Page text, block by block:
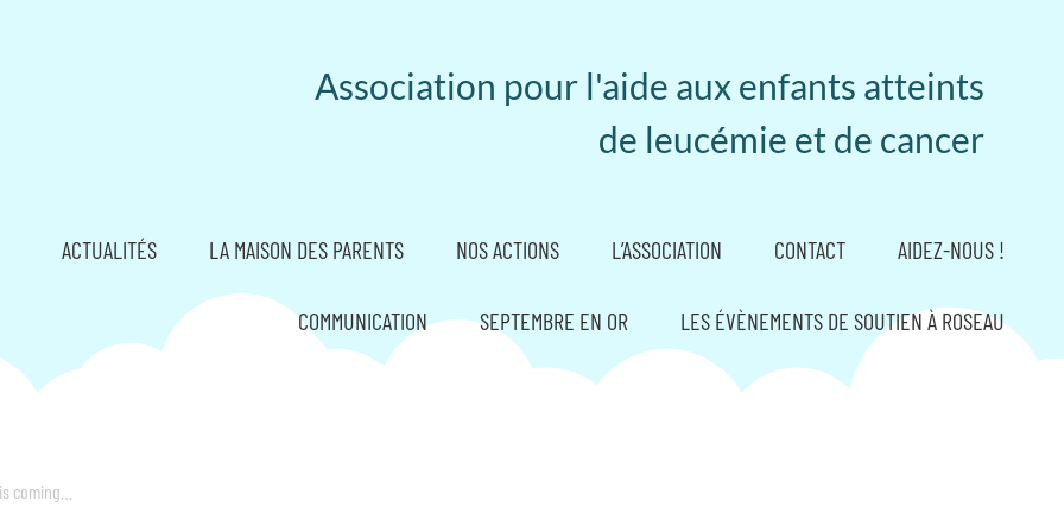
Association pour l'aide aux enfants atteints
de leucémie et de cancer
ACTUALITÉS LA MAISON DES PARENTS NOS ACTIONS L’ASSOCIATION CONTACT AIDEZ-NOUS !
COMMUNICATION SEPTEMBRE EN OR LES ÉVÈNEMENTS DE SOUTIEN À ROSEAU
coming…